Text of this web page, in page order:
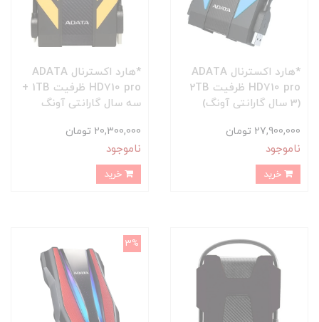
*هارد اکسترنال ADATA
HD710 pro ظرفیت 2TB
(3 سال گارانتی آونگ)
27,900,000 تومان
ناموجود
*هارد اکسترنال ADATA
HD710 pro ظرفیت 1TB +
سه سال گارانتی آونگ
20,300,000 تومان
ناموجود
3%